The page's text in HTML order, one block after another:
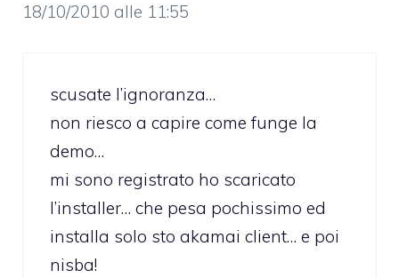
18/10/2010 alle 11:55
scusate l’ignoranza…
non riesco a capire come funge la
demo…
mi sono registrato ho scaricato
l’installer… che pesa pochissimo ed
installa solo sto akamai client… e poi
nisba!